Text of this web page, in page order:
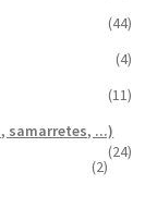
(44)
(4)
(11)
samarretes, ...)
(24)
(2)